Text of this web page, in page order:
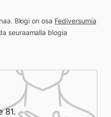
Blogi on osa Fediversumia
seuraamalla blogia
81.